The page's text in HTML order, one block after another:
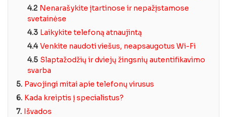
4.2 Nenarašykite įtartinose ir nepažįstamose
svetainėse
4.3 Laikykite telefoną atnaujintą
4.4 Venkite naudoti viešus, neapsaugotus Wi-Fi
4.5 Slaptažodžių ir dviejų žingsnių autentifikavimo
svarba
5. Pavojingi mitai apie telefonų virusus
6. Kada kreiptis į specialistus?
7. Išvados